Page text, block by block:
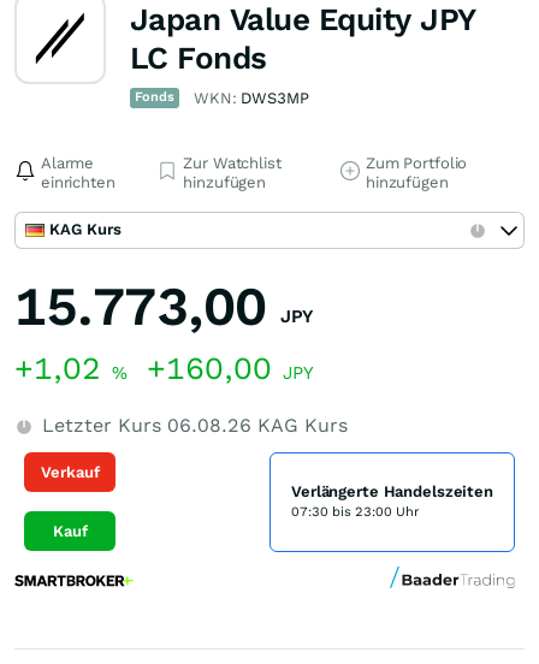
Japan Value Equity JPY
LC Fonds
Fonds WKN: DWS3MP
Alarme
einrichten
Zur Watchlist
hinzufügen
Zum Portfolio
hinzufügen
KAG Kurs
15.773,00 JPY
+1,02 % +160,00 JPY
Letzter Kurs 06.08.26 KAG Kurs
Verkauf
Kauf
Verlängerte Handelszeiten
07:30 bis 23:00 Uhr